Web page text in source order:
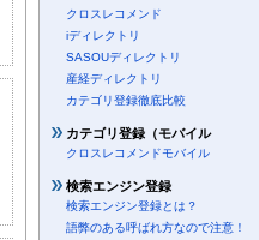
クロスレコメンド
iディレクトリ
SASOUディレクトリ
産経ディレクトリ
カテゴリ登録徹底比較
カテゴリ登録（モバイル
クロスレコメンドモバイル
検索エンジン登録
検索エンジン登録とは？
語弊のある呼ばれ方なので注意！